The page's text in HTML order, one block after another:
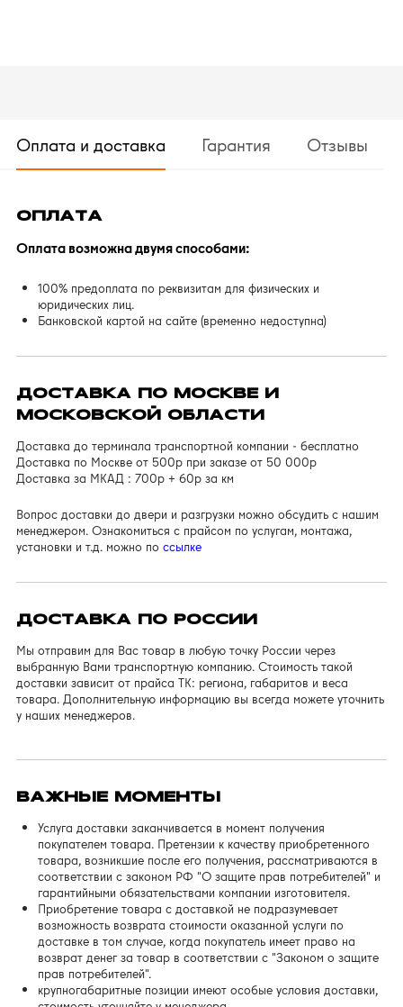
Оплата и доставка Гарантия Отзывы
ОПЛАТА
Оплата возможна двумя способами:
100% предоплата по реквизитам для физических и
юридических лиц.
Банковской картой на сайте (временно недоступна)
ДОСТАВКА ПО МОСКВЕ И
МОСКОВСКОЙ ОБЛАСТИ
Доставка до терминала транспортной компании - бесплатно
Доставка по Москве от 500р при заказе от 50 000р
Доставка за МКАД : 700р + 60р за км
Вопрос доставки до двери и разгрузки можно обсудить с нашим
менеджером. Ознакомиться с прайсом по услугам, монтажа,
установки и т.д. можно по ссылке
ДОСТАВКА ПО РОССИИ
Мы отправим для Вас товар в любую точку России через
выбранную Вами транспортную компанию. Стоимость такой
доставки зависит от прайса ТК: региона, габаритов и веса
товара. Дополнительную информацию вы всегда можете уточнить
у наших менеджеров.
ВАЖНЫЕ МОМЕНТЫ
Услуга доставки заканчивается в момент получения
покупателем товара. Претензии к качеству приобретенного
товара, возникшие после его получения, рассматриваются в
соответствии с законом РФ "О защите прав потребителей" и
гарантийными обязательствами компании изготовителя.
Приобретение товара с доставкой не подразумевает
возможность возврата стоимости оказанной услуги по
доставке в том случае, когда покупатель имеет право на
возврат денег за товар в соответствии с "Законом о защите
прав потребителей".
крупногабаритные позиции имеют особые условия доставки,